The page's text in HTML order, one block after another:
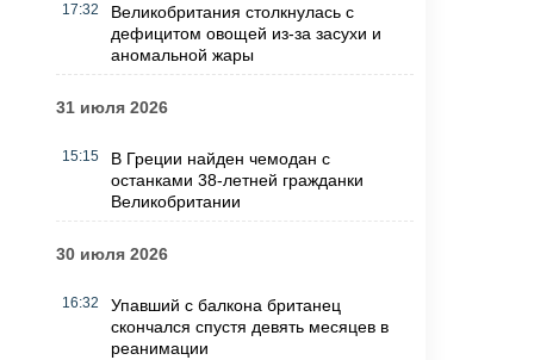
17:32
Великобритания столкнулась с
дефицитом овощей из-за засухи и
аномальной жары
31 июля 2026
15:15
В Греции найден чемодан с
останками 38-летней гражданки
Великобритании
30 июля 2026
16:32
Упавший с балкона британец
скончался спустя девять месяцев в
реанимации